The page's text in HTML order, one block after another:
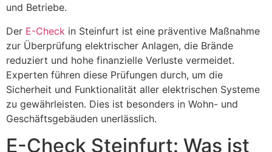
und Betriebe.
Der E-Check in Steinfurt ist eine präventive Maßnahme
zur Überprüfung elektrischer Anlagen, die Brände
reduziert und hohe finanzielle Verluste vermeidet.
Experten führen diese Prüfungen durch, um die
Sicherheit und Funktionalität aller elektrischen Systeme
zu gewährleisten. Dies ist besonders in Wohn- und
Geschäftsgebäuden unerlässlich.
E-Check Steinfurt: Was ist